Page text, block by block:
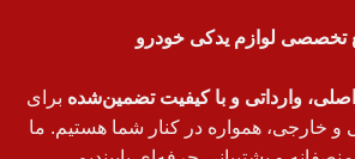
تخصصی لوازم یدکی خودرو
اصلی، وارداتی و با کیفیت تضمین‌شده برای
و خارجی، همواره در کنار شما هستیم. ما